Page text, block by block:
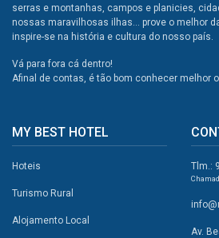
serras e montanhas, campos e planicies,
nossas maravilhosas ilhas... prove o melhor
inspire-se na história e cultura do nosso país.
Vá para fora cá dentro!
Afinal de contas, é tão bom conhecer melhor
MY BEST HOTEL
Hoteis
Turismo Rural
Alojamento Local
Tlm.:
Av.